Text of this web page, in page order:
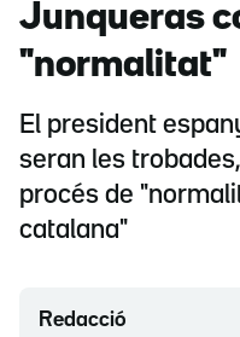
Junqueras
"normalitat"
El president
seran les
procés de
catalana"
Redacció